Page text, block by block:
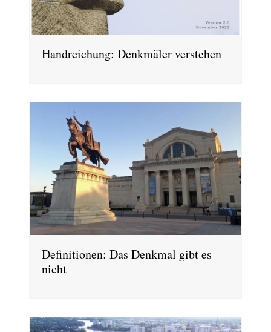
Handreichung: Denkmäler verstehen
Definitionen: Das Denkmal gibt es
nicht